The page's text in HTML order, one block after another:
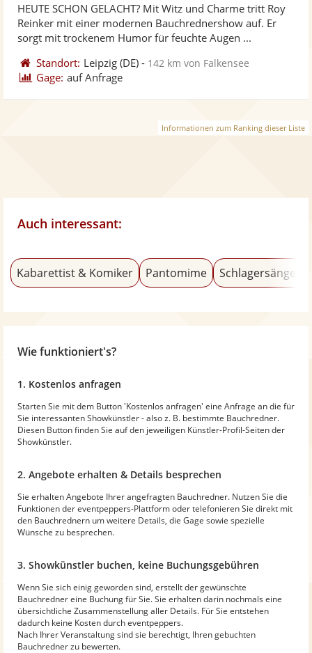
Fotos
HEUTE SCHON GELACHT? Mit Witz und Charme tritt Roy
Reinker mit einer modernen Bauchrednershow auf. Er
sorgt mit trockenem Humor für feuchte Augen ...
Standort: Leipzig (DE) - 142 km von Falkensee
Gage: auf Anfrage
Informationen zum Ranking dieser Liste
Auch interessant:
Kabarettist & Komiker Pantomime Schlagersänger
Wie funktioniert's?
1. Kostenlos anfragen
Starten Sie mit dem Button 'Kostenlos anfragen' eine Anfrage an die für
Sie interessanten Showkünstler - also z. B. bestimmte Bauchredner.
Diesen Button finden Sie auf den jeweiligen Künstler-Profil-Seiten der
Showkünstler.
2. Angebote erhalten & Details besprechen
Sie erhalten Angebote Ihrer angefragten Bauchredner. Nutzen Sie die
Funktionen der eventpeppers-Plattform oder telefonieren Sie direkt mit
den Bauchrednern um weitere Details, die Gage sowie spezielle
Wünsche zu besprechen.
3. Showkünstler buchen, keine Buchungsgebühren
Wenn Sie sich einig geworden sind, erstellt der gewünschte
Bauchredner eine Buchung für Sie. Sie erhalten darin nochmals eine
übersichtliche Zusammenstellung aller Details. Für Sie entstehen
dadurch keine Kosten durch eventpeppers.
Nach Ihrer Veranstaltung sind sie berechtigt, Ihren gebuchten
Bauchredner zu bewerten.